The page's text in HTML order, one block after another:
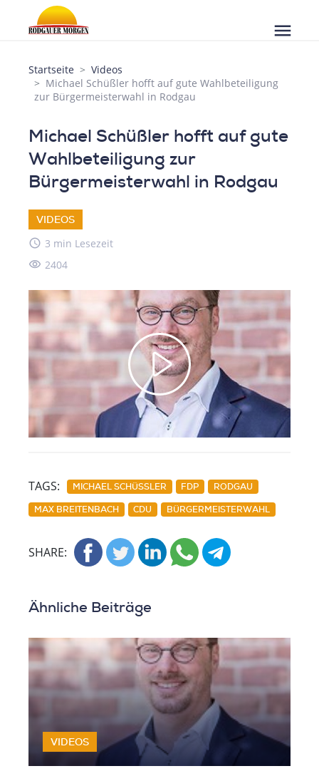
menu
Startseite
Videos
Michael Schüßler hofft auf gute Wahlbeteiligung
zur Bürgermeisterwahl in Rodgau
Michael Schüßler hofft auf gute
Wahlbeteiligung zur
Bürgermeisterwahl in Rodgau
VIDEOS
access_time 3 min Lesezeit
visibility 2404
Play
Video
TAGS: MICHAEL SCHÜSSLER FDP RODGAU
MAX BREITENBACH CDU BÜRGERMEISTERWAHL
SHARE:
Ähnliche Beiträge
VIDEOS